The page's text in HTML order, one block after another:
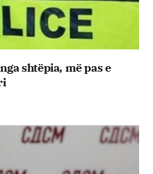
shtëpia, më pas e